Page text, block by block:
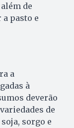
de
pasto e
a
à
deverão
de
sorgo e